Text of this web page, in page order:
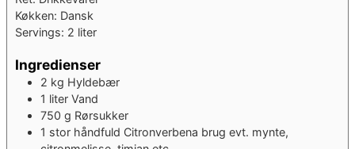
Køkken: Dansk
Servings: 2 liter
Ingredienser
2 kg Hyldebær
1 liter Vand
750 g Rørsukker
1 stor håndfuld Citronverbena brug evt. mynte,